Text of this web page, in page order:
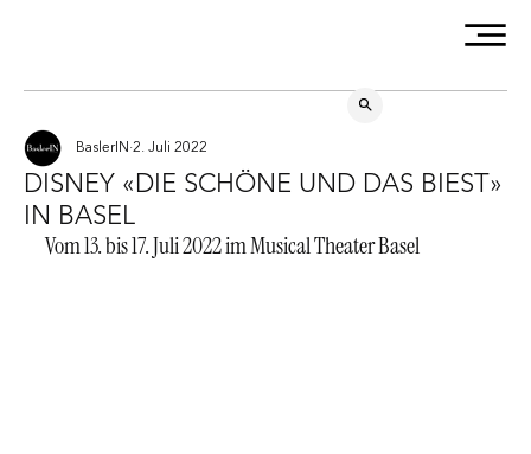
DISNEY «DIE SCHÖNE UND DAS BIEST»
IN BASEL
BaslerIN 2. Juli 2022
Vom 13. bis 17. Juli 2022 im Musical Theater Basel